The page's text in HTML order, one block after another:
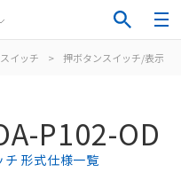
スイッチ > 押ボタンスイッチ/表示灯
P102-OD
形式仕様一覧